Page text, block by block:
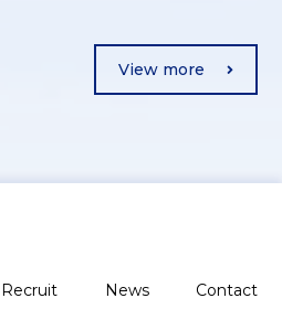
View more
Recruit News Contact